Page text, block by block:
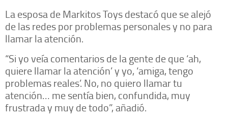
La esposa de Markitos Toys destacó que se alejó
de las redes por problemas personales y no para
llamar la atención.
“Si yo veía comentarios de la gente de que ‘ah,
quiere llamar la atención’ y yo, ‘amiga, tengo
problemas reales’. No, no quiero llamar tu
atención… me sentía bien, confundida, muy
frustrada y muy de todo”, añadió.